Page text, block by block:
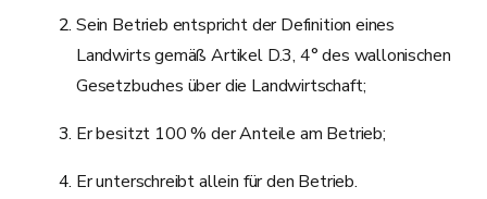
Sein Betrieb entspricht der Definition eines
Landwirts gemäß Artikel D.3, 4° des wallonischen
Gesetzbuches über die Landwirtschaft;
Er besitzt 100 % der Anteile am Betrieb;
Er unterschreibt allein für den Betrieb.